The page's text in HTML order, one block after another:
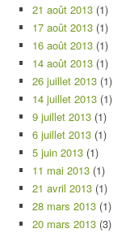
21 août 2013 (1)
17 août 2013 (1)
16 août 2013 (1)
14 août 2013 (1)
26 juillet 2013 (1)
14 juillet 2013 (1)
9 juillet 2013 (1)
6 juillet 2013 (1)
5 juin 2013 (1)
11 mai 2013 (1)
21 avril 2013 (1)
28 mars 2013 (1)
20 mars 2013 (3)